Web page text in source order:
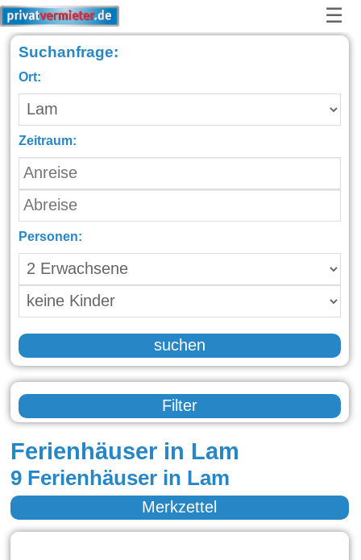
☰
Suchanfrage:
Ort:
Zeitraum:
Personen:
suchen
Filter
Ferienhäuser in Lam
9 Ferienhäuser in Lam
Merkzettel